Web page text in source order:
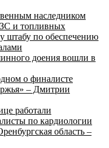
наследником
и топливных
штабу по обеспечению
доения вошли в
о финалисте
– Дмитрии
работали
по кардиологии
область –